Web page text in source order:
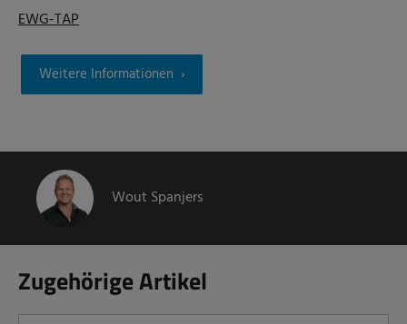
EWG-TAP
Weitere Informationen
Wout Spanjers
Zugehörige Artikel